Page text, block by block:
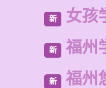
新 女孩
新 福州
新 福州